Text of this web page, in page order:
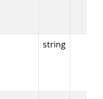
string